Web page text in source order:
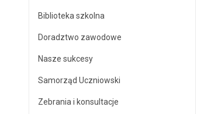
Biblioteka szkolna
Doradztwo zawodowe
Nasze sukcesy
Samorząd Uczniowski
Zebrania i konsultacje